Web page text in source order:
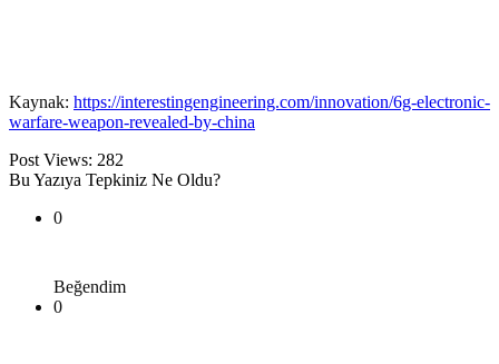
Kaynak: https://interestingengineering.com/innovation/6g-electronic-
warfare-weapon-revealed-by-china
Post Views: 282
Bu Yazıya Tepkiniz Ne Oldu?
0
Beğendim
0